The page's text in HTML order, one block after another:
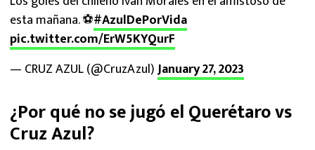
esta mañana. ⚽️#AzulDePorVida
pic.twitter.com/ErW5KYQurF
— CRUZ AZUL (@CruzAzul)January 27, 2023
¿Por qué no se jugó el Querétaro vs
Cruz Azul?